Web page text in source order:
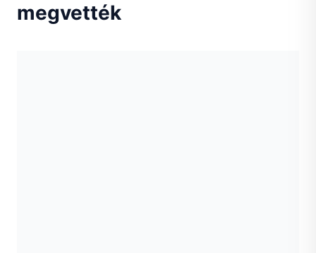
megvették